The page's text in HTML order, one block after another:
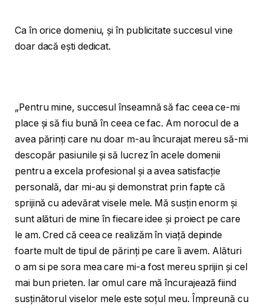
Ca în orice domeniu, și în publicitate succesul vine
doar dacă ești dedicat.
„Pentru mine, succesul înseamnă să fac ceea ce-mi
place și să fiu bună în ceea ce fac. Am norocul de a
avea părinți care nu doar m-au încurajat mereu să-mi
descopăr pasiunile și să lucrez în acele domenii
pentru a excela profesional și a avea satisfacție
personală, dar mi-au și demonstrat prin fapte că
sprijină cu adevărat visele mele. Mă susțin enorm și
sunt alături de mine în fiecare idee și proiect pe care
le am. Cred că ceea ce realizăm în viață depinde
foarte mult de tipul de părinți pe care îi avem. Alături
o am si pe sora mea care mi-a fost mereu sprijin și cel
mai bun prieten. Iar omul care mă încurajează fiind
susținătorul viselor mele este soțul meu. Împreună cu